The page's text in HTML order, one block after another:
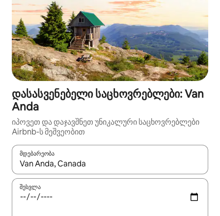
დასასვენებელი საცხოვრებლები: Van
Anda
იპოვეთ და დაჯავშნეთ უნიკალური საცხოვრებლები
Airbnb-ს მეშვეობით
მდებარეობა
როცა შედეგები ხელმისაწვდომი გახდება, ნავიგაციისთვის
შესვლა